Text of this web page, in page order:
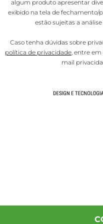
algum produto apresentar
exibido na tela de fechamento/
estão sujeitas a
Caso tenha dúvidas sobre
política de privacidade, entre em
mail